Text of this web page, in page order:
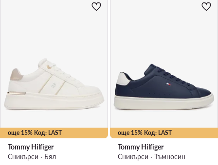
още 15% Код: LAST
Tommy Hilfiger
Сникърси · Бял
още 15% Код: LAST
Tommy Hilfiger
Сникърси · Тъмносин